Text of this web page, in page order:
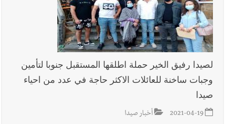
لصيدا رفيق الخير حملة اطلقها المستقبل جنوبا لتأمين
وجبات ساخنة للعائلات الاكثر حاجة في عدد من احياء
صيدا
2021-04-19 أخبار صيدا